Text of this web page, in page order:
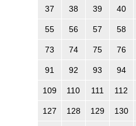
37 38 39 40
55 56 57 58
73 74 75 76
91 92 93 94
109 110 111 112
127 128 129 130